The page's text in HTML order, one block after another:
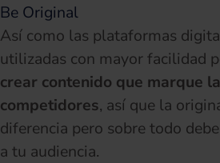
Be Original
Así como las plataformas
utilizadas con mayor facilidad
crear contenido que marque
competidores, así que la
diferencia pero sobre todo
a tu audiencia.